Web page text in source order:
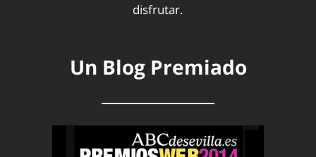
disfrutar.
Un Blog Premiado